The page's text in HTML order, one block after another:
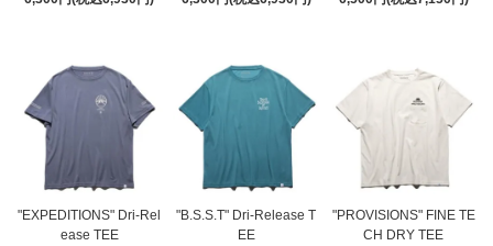
"EXPEDITIONS" Dri-Rel
ease TEE
"B.S.S.T" Dri-Release T
EE
"PROVISIONS" FINE TE
CH DRY TEE